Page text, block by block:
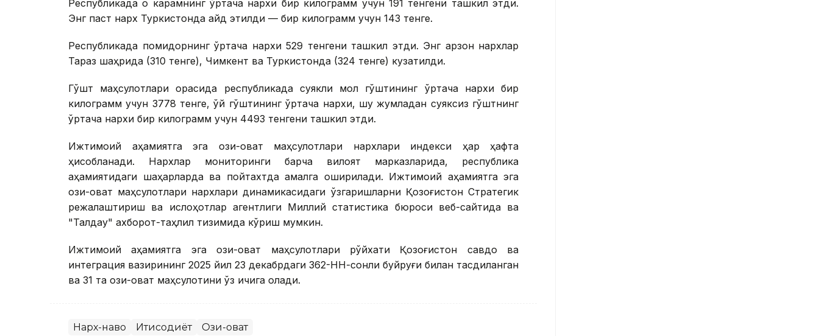
Республикада оқ карамнинг ўртача нархи бир килограмм учун 191 тенгени ташкил этди.
Энг паст нарх Туркистонда қайд этилди — бир килограмм учун 143 тенге.
Республикада помидорнинг ўртача нархи 529 тенгени ташкил этди. Энг арзон нархлар
Тараз шаҳрида (310 тенге), Чимкент ва Туркистонда (324 тенге) кузатилди.
Гўшт маҳсулотлари орасида республикада суякли мол гўштининг ўртача нархи бир
килограмм учун 3778 тенге, қўй гўштининг ўртача нархи, шу жумладан суяксиз гўштнинг
ўртача нархи бир килограмм учун 4493 тенгени ташкил этди.
Ижтимоий аҳамиятга эга озиқ-овқат маҳсулотлари нархлари индекси ҳар ҳафта
ҳисобланади. Нархлар мониторинги барча вилоят марказларида, республика
аҳамиятидаги шаҳарларда ва пойтахтда амалга оширилади. Ижтимоий аҳамиятга эга
озиқ-овқат маҳсулотлари нархлари динамикасидаги ўзгаришларни Қозоғистон Стратегик
режалаштириш ва ислоҳотлар агентлиги Миллий статистика бюроси веб-сайтида ва
"Талдау" ахборот-таҳлил тизимида кўриш мумкин.
Ижтимоий аҳамиятга эга озиқ-овқат маҳсулотлари рўйхати Қозоғистон савдо ва
интеграция вазирининг 2025 йил 23 декабрдаги 362-НН-сонли буйруғи билан тасдиқланган
ва 31 та озиқ-овқат маҳсулотини ўз ичига олади.
Нарх-наво Иқтисодиёт Озиқ-овқат